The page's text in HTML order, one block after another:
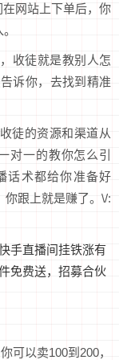
网站上下单后，你
收徒就是教别人怎
诉你，去找到精准
徒的资源和渠道从
对一的教你怎么引
话术都给你准备好
你跟上就是赚了。\/:
可以卖100到200，